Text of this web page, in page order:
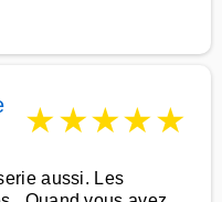
★★★★★
aussi. Les